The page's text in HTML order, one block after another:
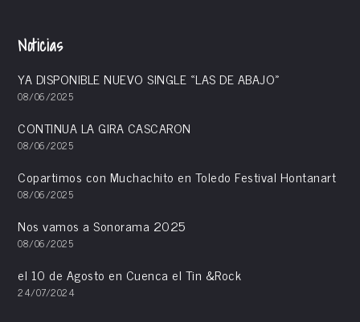
Noticias
YA DISPONIBLE NUEVO SINGLE «LAS DE ABAJO»
08/06/2025
CONTINUA LA GIRA CASCARON
08/06/2025
Copartimos con Muchachito en Toledo Festival Hontanart
08/06/2025
Nos vamos a Sonorama 2025
08/06/2025
el 10 de Agosto en Cuenca el Tin &Rock
24/07/2024